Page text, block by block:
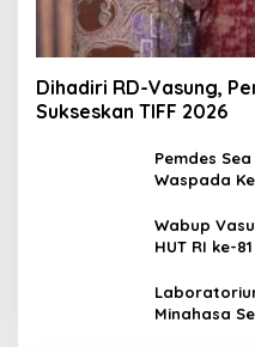
Dihadiri RD-Vasung,
Sukseskan TIFF 2026
Pemdes
Waspada
Wabup
HUT RI ke-
Minahasa